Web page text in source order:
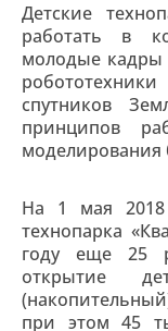
Детские
работать в
молодые кадры
спутников
принципов
моделирования
На 1 мая 2018
технопарка
году еще 25
открытие
при этом 45